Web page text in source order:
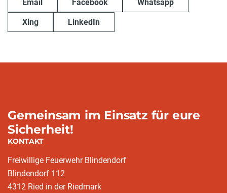
Email Facebook Whatsapp
Xing LinkedIn
Gemeinsam im Einsatz für eure
Sicherheit!
KONTAKT
Freiwillige Feuerwehr Blindendorf
Blindendorf 112
4312 Ried in der Riedmark